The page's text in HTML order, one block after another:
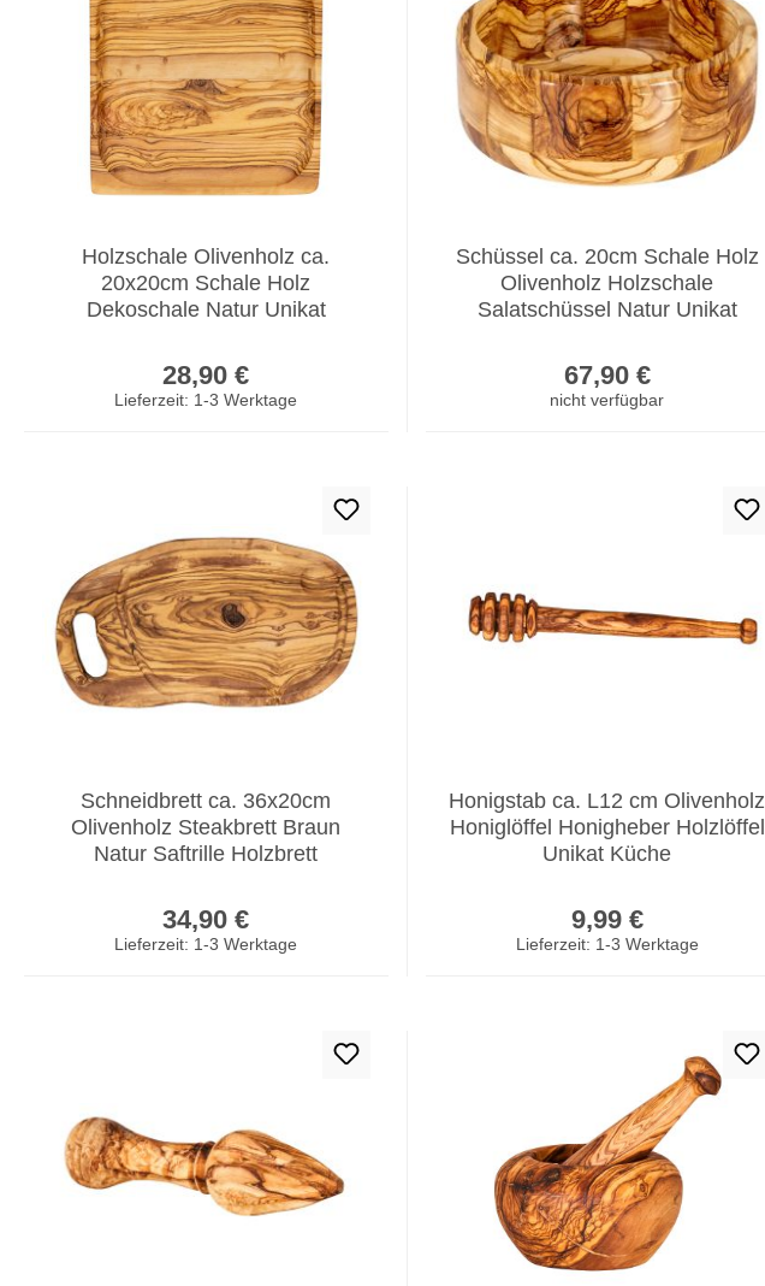
Holzschale Olivenholz ca.
20x20cm Schale Holz
Dekoschale Natur Unikat
28,90 €
Lieferzeit: 1-3 Werktage
Schüssel ca. 20cm Schale Holz
Olivenholz Holzschale
Salatschüssel Natur Unikat
67,90 €
nicht verfügbar
Schneidbrett ca. 36x20cm
Olivenholz Steakbrett Braun
Natur Saftrille Holzbrett
34,90 €
Lieferzeit: 1-3 Werktage
Honigstab ca. L12 cm Olivenholz
Honiglöffel Honigheber Holzlöffel
Unikat Küche
9,99 €
Lieferzeit: 1-3 Werktage